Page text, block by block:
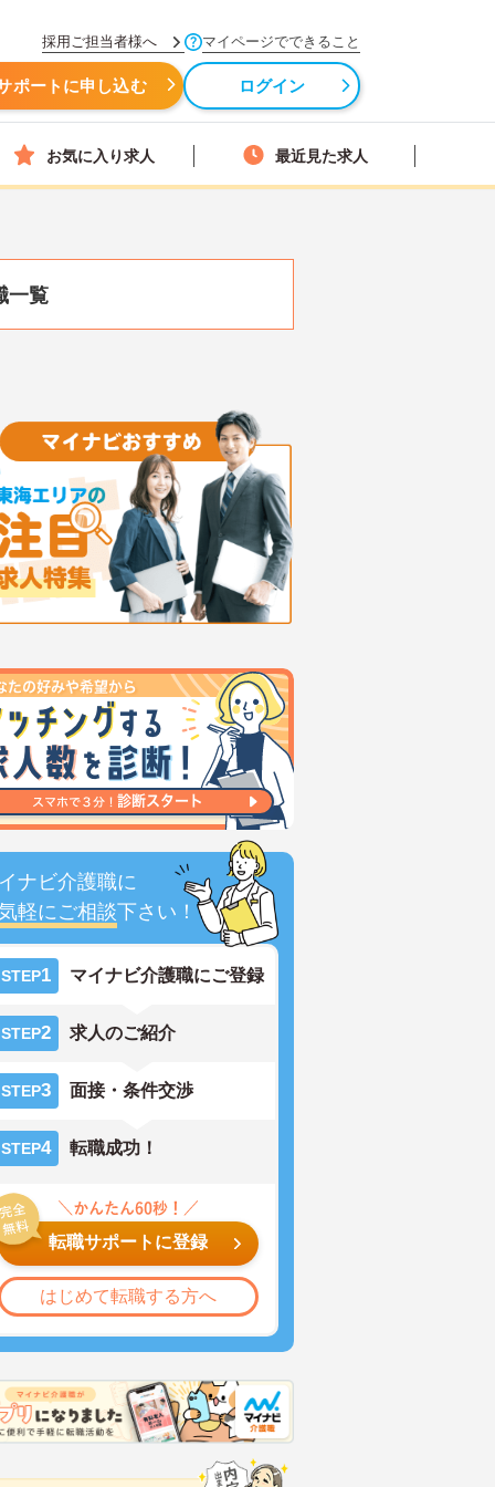
採用ご担当者様へ マイページでできること
ポートに申し込む ログイン
お気に入り求人 最近見た求人
一覧
ナビ介護職に
軽にご相談下さい！
STEP1 マイナビ介護職にご登録
STEP2 求人のご紹介
STEP3 面接・条件交渉
STEP4 転職成功！
転職サポートに登録
はじめて転職する方へ